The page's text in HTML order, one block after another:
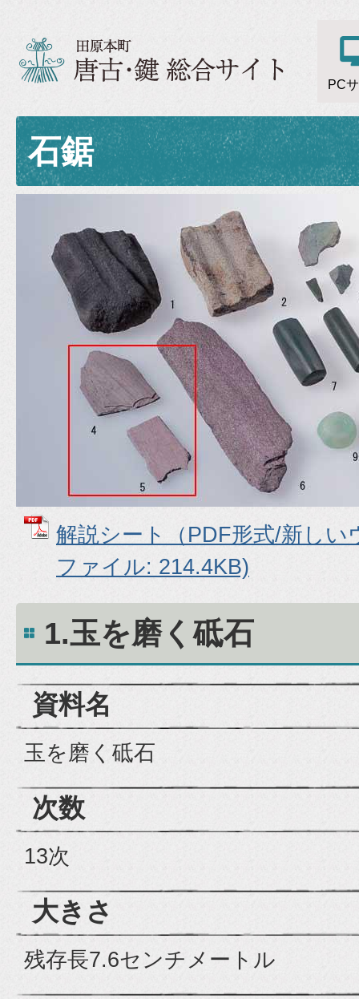
PC
石鋸
解説シート（PDF形式/新しい
ファイル: 214.4KB)
1.玉を磨く砥石
資料名
玉を磨く砥石
次数
13次
大きさ
残存長7.6センチメートル